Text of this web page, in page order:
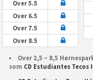
Over 5.5
Over 6.5
Over 7.5
Over 8.5
Over 2,5 ~ 8,5
som CD Estudiantes Tecos